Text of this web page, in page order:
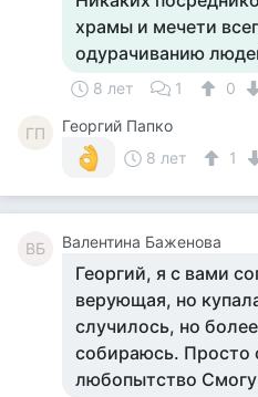
храмы и мечети
одурачиванию
8 лет 1 0
ГП
Георгий Папко
8 лет
1
ВБ Валентина Баженова
Георгий, я с вами
верующая, но
случилось, но
собираюсь. Просто
любопытство Смогу